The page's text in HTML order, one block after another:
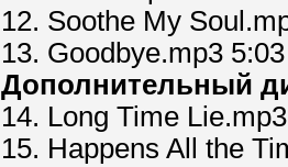
12. Soothe My
13. Goodbye.mp3 5:03
Дополнительный
14. Long Time
15. Happens All the